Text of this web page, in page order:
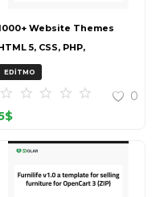
Website Themes
5, CSS, PHP,
Bundle
20240917T145511Z 001 (ZIP)
EDITMO
0
$